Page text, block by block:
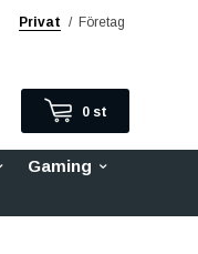
Privat / Företag
0 st
Gaming